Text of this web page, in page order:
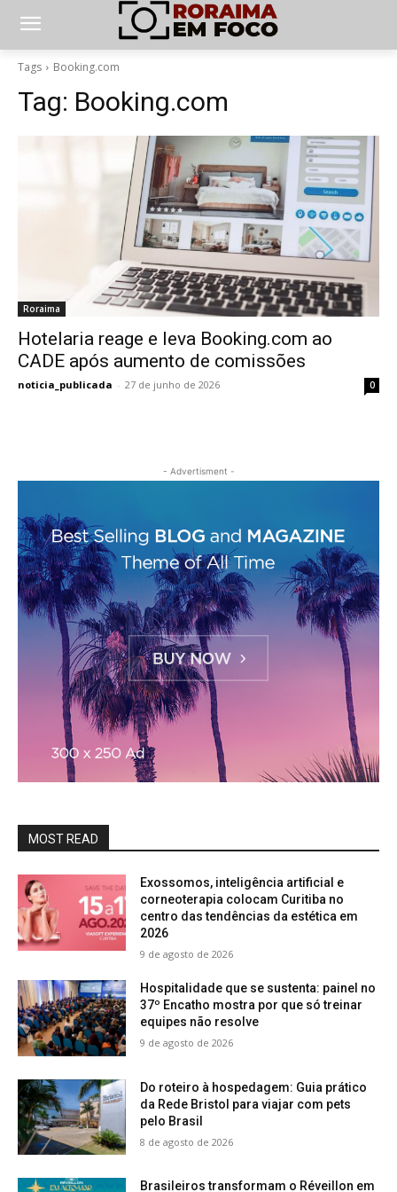
Tags Booking.com
Tag: Booking.com
Roraima
Hotelaria reage e leva Booking.com ao
CADE após aumento de comissões
noticia_publicada - 27 de junho de 2026 0
- Advertisment -
MOST READ
Exossomos, inteligência artificial e
corneoterapia colocam Curitiba no
centro das tendências da estética em
2026
9 de agosto de 2026
Hospitalidade que se sustenta: painel no
37º Encatho mostra por que só treinar
equipes não resolve
9 de agosto de 2026
Do roteiro à hospedagem: Guia prático
da Rede Bristol para viajar com pets
pelo Brasil
8 de agosto de 2026
Brasileiros transformam o Réveillon em